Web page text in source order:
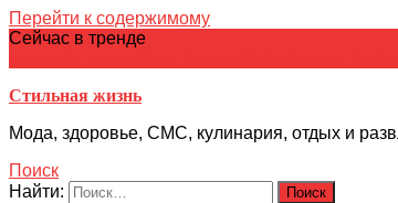
Перейти к содержимому
Сейчас в тренде
Стильная жизнь
Мода, здоровье, СМС, кулинария, отдых и
Поиск
Найти: